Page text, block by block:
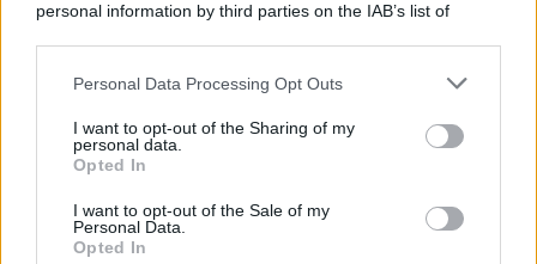
personal information by third parties on the IAB’s list of
This information may also be disclosed by us to third parties
disclose it to other third parties.
Please note that this website/app uses one or more Google
services and may gather and store information including but
not limited to your visit or usage behaviour. You may click to
grant or deny consent to Google and its third-party tags to
Personal Data Processing Opt Outs
I want to opt-out of the Sharing of my
personal data.
Opted In
I want to opt-out of the Sale of my
Personal Data.
Opted In
La ricerca /
Il nuovo studio che spiega perché addormentarsi
davanti alla tv accesa non fa bene
La ricerca / Vaccino e fertilità: gli effetti del Covid sugli